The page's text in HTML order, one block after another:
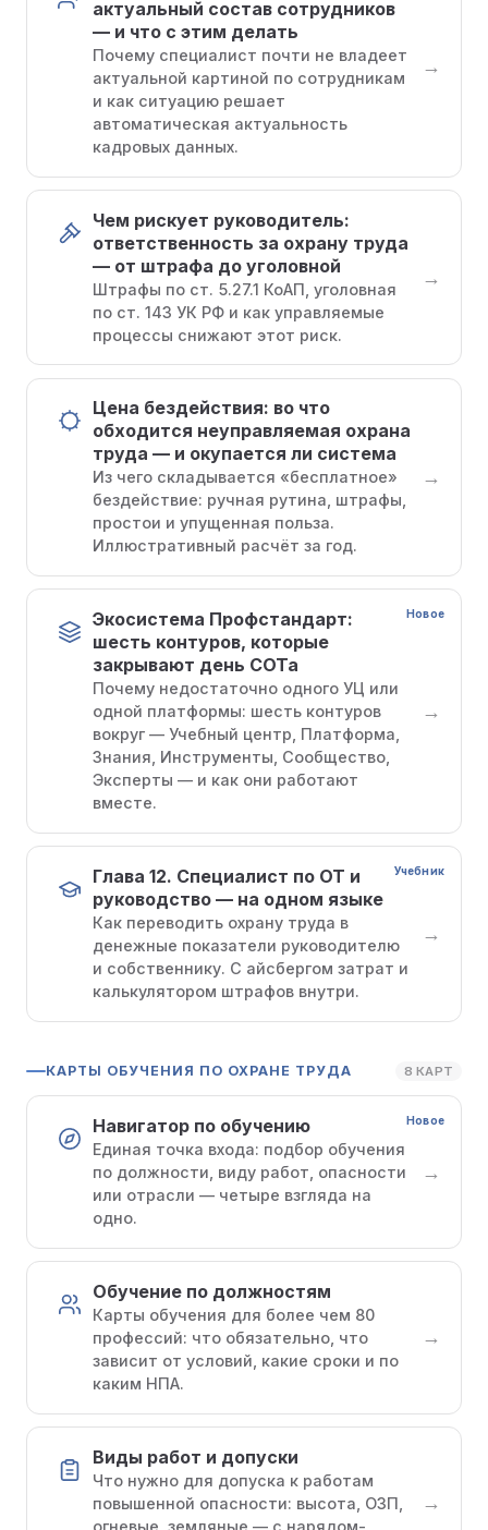
актуальный состав сотрудников
— и что с этим делать
Почему специалист почти не владеет
актуальной картиной по сотрудникам
и как ситуацию решает
автоматическая актуальность
кадровых данных.
→
Чем рискует руководитель:
ответственность за охрану труда
— от штрафа до уголовной
Штрафы по ст. 5.27.1 КоАП, уголовная
по ст. 143 УК РФ и как управляемые
процессы снижают этот риск.
→
Цена бездействия: во что
обходится неуправляемая охрана
труда — и окупается ли система
Из чего складывается «бесплатное»
бездействие: ручная рутина, штрафы,
простои и упущенная польза.
Иллюстративный расчёт за год.
→
Новое
Экосистема Профстандарт:
шесть контуров, которые
закрывают день СОТа
Почему недостаточно одного УЦ или
одной платформы: шесть контуров
вокруг — Учебный центр, Платформа,
Знания, Инструменты, Сообщество,
Эксперты — и как они работают
вместе.
→
Учебник
Глава 12. Специалист по ОТ и
руководство — на одном языке
Как переводить охрану труда в
денежные показатели руководителю
и собственнику. С айсбергом затрат и
калькулятором штрафов внутри.
→
КАРТЫ ОБУЧЕНИЯ ПО ОХРАНЕ ТРУДА 8 КАРТ
Новое
Навигатор по обучению
Единая точка входа: подбор обучения
по должности, виду работ, опасности
или отрасли — четыре взгляда на
одно.
→
Обучение по должностям
Карты обучения для более чем 80
профессий: что обязательно, что
зависит от условий, какие сроки и по
каким НПА.
→
Виды работ и допуски
Что нужно для допуска к работам
повышенной опасности: высота, ОЗП,
огневые, земляные — с нарядом-
→